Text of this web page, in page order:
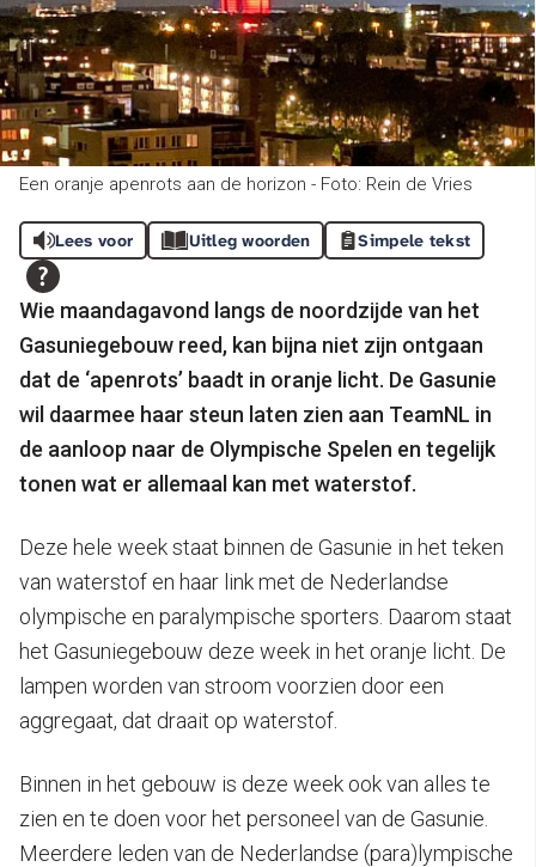
Een oranje apenrots aan de horizon - Foto: Rein de Vries
Lees voor Uitleg woorden Simpele tekst
Wie maandagavond langs de noordzijde van het
Gasuniegebouw reed, kan bijna niet zijn ontgaan
dat de ‘apenrots’ baadt in oranje licht. De Gasunie
wil daarmee haar steun laten zien aan TeamNL in
de aanloop naar de Olympische Spelen en tegelijk
tonen wat er allemaal kan met waterstof.
Deze hele week staat binnen de Gasunie in het teken
van waterstof en haar link met de Nederlandse
olympische en paralympische sporters. Daarom staat
het Gasuniegebouw deze week in het oranje licht. De
lampen worden van stroom voorzien door een
aggregaat, dat draait op waterstof.
Binnen in het gebouw is deze week ook van alles te
zien en te doen voor het personeel van de Gasunie.
Meerdere leden van de Nederlandse (para)lympische